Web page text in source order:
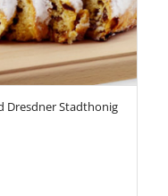
Dresdner Stadthonig